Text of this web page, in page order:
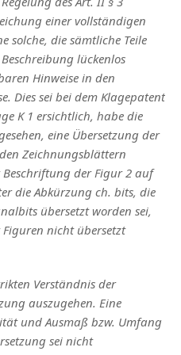
einer vollständigen
solche, die sämtliche Teile
lückenlos
Hinweise in den
Dies sei bei dem Klagepatent
K 1 ersichtlich, habe die
eine Übersetzung der
Zeichnungsblättern
Beschriftung der Figur 2 auf
die Abkürzung ch. bits, die
übersetzt worden sei,
nicht übersetzt
Verständnis der
auszugehen. Eine
und Ausmaß bzw. Umfang
sei nicht